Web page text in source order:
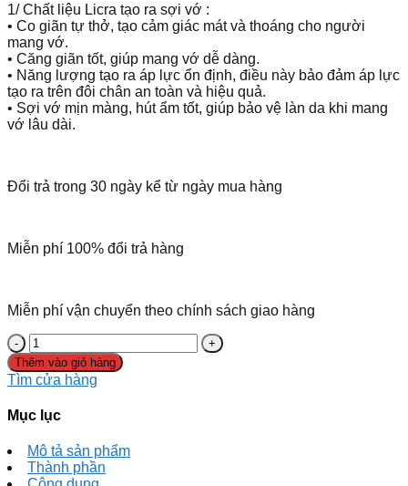
1/ Chất liệu Licra tạo ra sợi vớ :
• Co giãn tự thở, tạo cảm giác mát và thoáng cho người
mang vớ.
• Căng giãn tốt, giúp mang vớ dễ dàng.
• Năng lượng tạo ra áp lực ổn định, điều này bảo đảm áp lực
tạo ra trên đôi chân an toàn và hiệu quả.
• Sợi vớ mịn màng, hút ẩm tốt, giúp bảo vệ làn da khi mang
vớ lâu dài.
Đổi trả trong 30 ngày kể từ ngày mua hàng
Miễn phí 100% đổi trả hàng
Miễn phí vận chuyển theo chính sách giao hàng
Thêm vào giỏ hàng
Tìm cửa hàng
Mục lục
Mô tả sản phẩm
Thành phần